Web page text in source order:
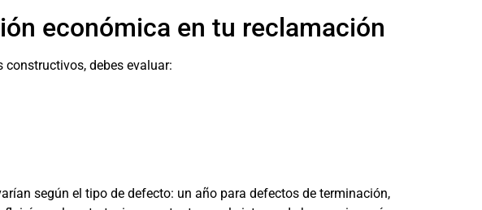
económica en tu reclamación
debes evaluar:
según el tipo de defecto: un año para defectos de terminación,